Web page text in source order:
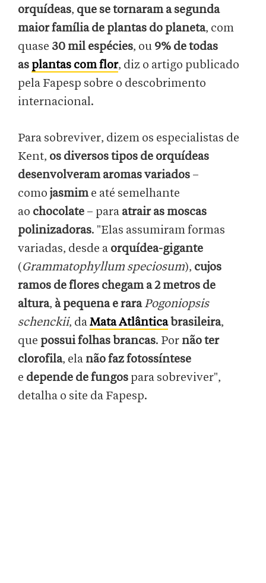
orquídeas, que se tornaram a segunda
maior família de plantas do planeta, com
quase 30 mil espécies, ou 9% de todas
as plantas com flor, diz o artigo publicado
pela Fapesp sobre o descobrimento
internacional.
Para sobreviver, dizem os especialistas de
Kent, os diversos tipos de orquídeas
desenvolveram aromas variados –
como jasmime até semelhante
ao chocolate – para atrair as moscas
polinizadoras. "Elas assumiram formas
variadas, desde a orquídea-gigante
(Grammatophyllum speciosum), cujos
ramos de flores chegam a 2 metros de
altura, à pequena e raraPogoniopsis
schenckii, daMata Atlânticabrasileira,
que possui folhas brancas. Por não ter
clorofila, ela não faz fotossíntese
e depende de fungos para sobreviver",
detalha o site da Fapesp.